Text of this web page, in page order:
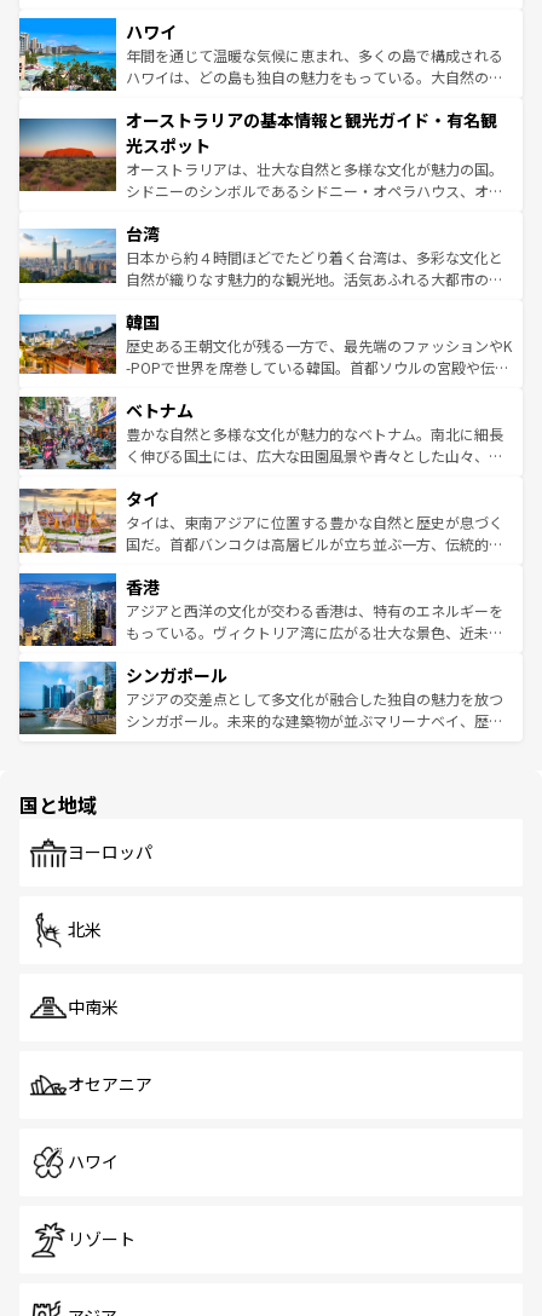
着のスイス情報は
のような巨大都市は、観光、ショッピング、エンターテイ
ンメントが詰まった刺激的なスポットだ。一方、アメリカ
西部には大自然が広がり、グランドキャニオンやイエロー
部のニューオーリンズでは、音楽と美食が融合した独特の
文化が魅力。旅行者はアメリカの各地域で異なる魅力を楽
しみながら、その多様性と豊かな歴史を感じることができ
るだろう。車でのロードトリップや列車の旅も、アメリカ
情報は
ハワイ
年間を通じて温暖な気候に恵まれ、多くの島で構成される
ハワイは、どの島も独自の魅力をもっている。大自然の神
ワイ島は見逃せない。また、定番の観光地といえばオアフ
島だが、静かな自然を求めるならマウイ島やカウアイ島が
おすすめ。エメラルドグリーンに輝く海をはじめ、豊かな
文化や歴史が息づいている。「アロハスピリット」と呼ば
人々、おいしいローカルフードやハワイアンミュージッ
ク、伝統的なフラダンスなど、すべてがハワイの魅力を彩
っている。訪れるたびに新しい発見と感動が待っているハ
はコンテンツ一覧
オーストラリアの基本情報と観光ガイド・有名観
光スポット
オーストラリアは、壮大な自然と多様な文化が魅力の国。
シドニーのシンボルであるシドニー・オペラハウス、オー
リアリーフや大陸中央部にそびえるウルル（エアーズロッ
ク）、タスマニアの美しい原生林やケアンズの熱帯雨林な
ど、見どころがたくさん。また、カフェやワイン、オージ
いる。アクティビティも充実しており、サーフィンやダイ
ビング、ハイキングなど、アウトドア好きにはたまらな
い。オーストラリアの多彩な魅力を存分に味わいつくそ
参照してほしい。
台湾
日本から約４時間ほどでたどり着く台湾は、多彩な文化と
自然が織りなす魅力的な観光地。活気あふれる大都市の台
ン）、静ひつな山岳地帯である台湾東部など、都市の喧騒
と山間の静けさが共存しており、訪れる人に新しい発見と
驚きをもたらしてくれる。また、奥深い台湾の食文化も魅
容にもいいと評判のスイーツなど、バラエティ豊かな料理
が味わえる。 なお、新着の台湾情報は コンテンツ一覧を参
照してほしい。
韓国
歴史ある王朝文化が残る一方で、最先端のファッションやK
-POPで世界を席巻している韓国。首都ソウルの宮殿や伝統
き、地方に足を延ばせば四季折々の自然美を楽しむことが
できる。そして、キムチや焼肉、絶品のストリートフード
まで、さまざまな韓国料理が待っている。夜には、韓国な
リティに包まれながら、韓国の多彩な魅力を心ゆくまで味
わってみてほしい。 なお、新着の韓国情報はコンテンツ一
覧を参照してほしい。
ベトナム
豊かな自然と多様な文化が魅力的なベトナム。南北に細長
く伸びる国土には、広大な田園風景や青々とした山々、世
急速な発展と共に伝統が息づく。ハノイの古い町並みやホ
ーチミン市のフランス統治時代の建物も、独特の雰囲気を
醸し出している。また、バラエティの豊かさとおいしさで
とつ。フォーやバインミー、ベトナムコーヒーなどは、ぜ
ひ現地で味わいたい。どの地域を訪れてもあたたかい人々
が旅行者を迎えてくれるので、きっと忘れられない旅にな
参照してほしい。
タイ
タイは、東南アジアに位置する豊かな自然と歴史が息づく
国だ。首都バンコクは高層ビルが立ち並ぶ一方、伝統的な
の活気が交差している。北部ではチェンマイなどの山岳地
帯で自然と触れ合い、南部ではプーケットやクラビの美し
いビーチでリゾート気分を楽しむことができる。タイ料理
激する。気候は一年中温暖で、どの季節にも異なる楽しみ
が待っている。親しみやすいタイの人々、仏教を中心とし
た文化、そして多様な観光資源が、訪れる旅人を魅了し続
香港
アジアと西洋の文化が交わる香港は、特有のエネルギーを
もっている。ヴィクトリア湾に広がる壮大な景色、近未来
み、どこを訪れても感動するはず。観光スポットが密集し
ており、効率よく見どころを回れるのも魅力。息をのむよ
うな絶景から文化的な体験まで、香港を存分に楽しみ尽く
シンガポール
アジアの交差点として多文化が融合した独自の魅力を放つ
シンガポール。未来的な建築物が並ぶマリーナベイ、歴史
で、ホーカーズは地元の風情を楽しめる外せないスポット
国と地域
ヨーロッパ
北米
中南米
オセアニア
ハワイ
リゾート